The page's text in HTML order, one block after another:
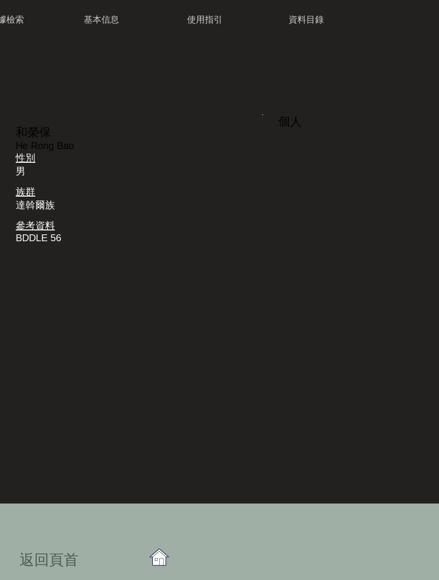
檢索 基本信息 使用指引 資料目錄
和榮保
He Rong Bao
性別
男
族群
達斡爾族
參考資料
BDDLE 56
個人
​返回頁首